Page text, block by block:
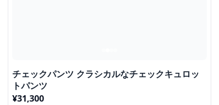
チェックパンツ クラシカルなチェックキュロッ
トパンツ
¥31,300